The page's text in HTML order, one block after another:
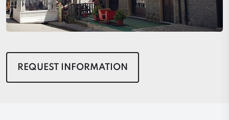
REQUEST INFORMATION